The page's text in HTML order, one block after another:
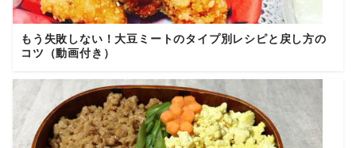
もう失敗しない！大豆ミートのタイプ別レシピと戻し方の
コツ（動画付き）